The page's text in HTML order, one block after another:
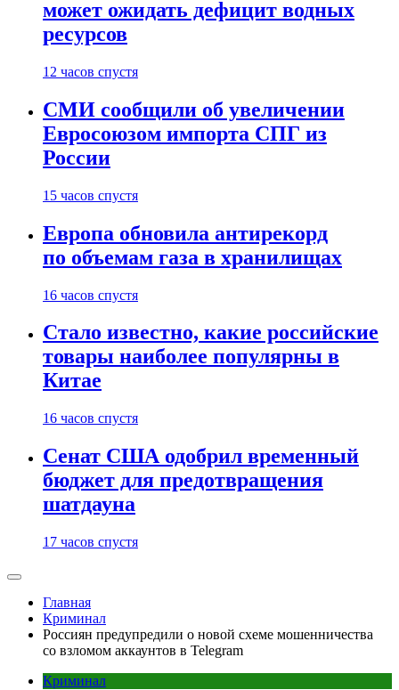
может ожидать дефицит водных
ресурсов
12 часов спустя
СМИ сообщили об увеличении
Евросоюзом импорта СПГ из
России
15 часов спустя
Европа обновила антирекорд
по объемам газа в хранилищах
16 часов спустя
Стало известно, какие российские
товары наиболее популярны в
Китае
16 часов спустя
Сенат США одобрил временный
бюджет для предотвращения
шатдауна
17 часов спустя
Главная
Криминал
Россиян предупредили о новой схеме мошенничества
со взломом аккаунтов в Telegram
Криминал